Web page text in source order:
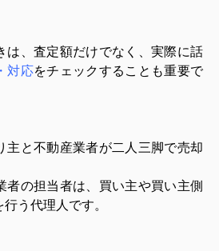
は、査定額だけでなく、実際に話
対応をチェックすることも重要で
主と不動産業者が二人三脚で売却
者の担当者は、買い主や買い主側
う代理人です。